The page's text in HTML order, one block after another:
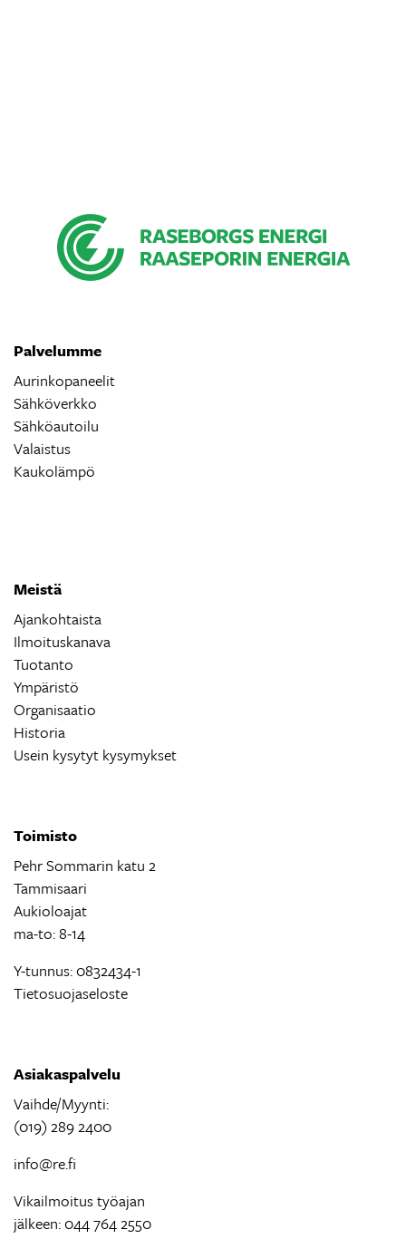
Palvelumme
Aurinkopaneelit
Sähköverkko
Sähköautoilu
Valaistus
Kaukolämpö
Meistä
Ajankohtaista
Ilmoituskanava
Tuotanto
Ympäristö
Organisaatio
Historia
Usein kysytyt kysymykset
Toimisto
Pehr Sommarin katu 2
Tammisaari
Aukioloajat
ma-to: 8-14
Y-tunnus: 0832434-1
Tietosuojaseloste
Asiakaspalvelu
Vaihde/Myynti:
(019) 289 2400
info@re.fi
Vikailmoitus työajan
jälkeen: 044 764 2550